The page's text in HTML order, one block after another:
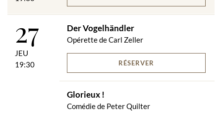
27
JEU
19:30
Der Vogelhändler
Opérette de Carl Zeller
RÉSERVER
Glorieux !
Comédie de Peter Quilter